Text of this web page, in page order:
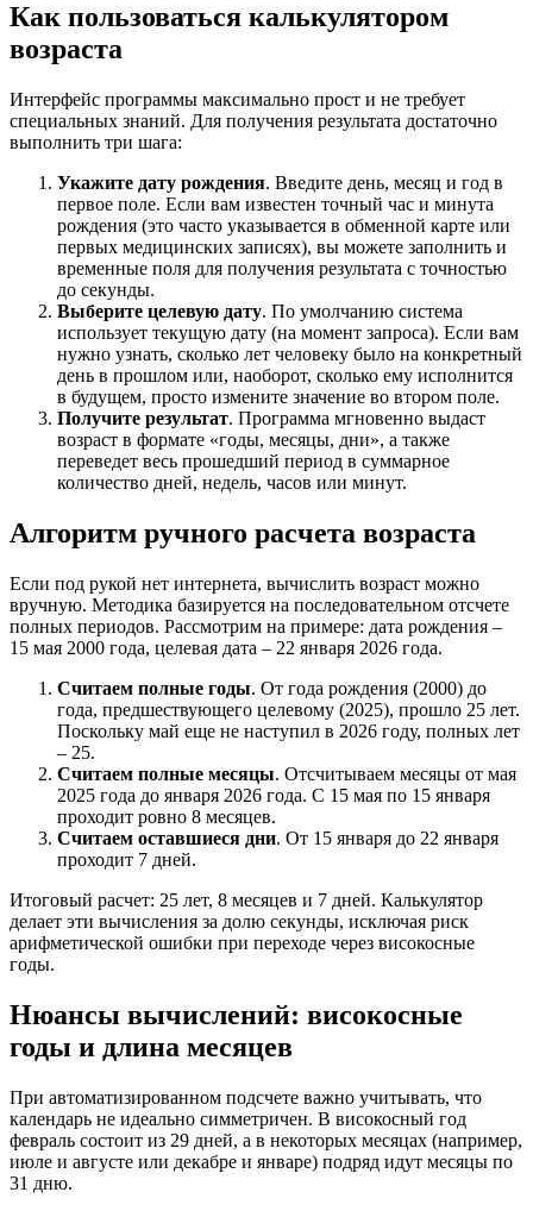
Как пользоваться калькулятором
возраста
Интерфейс программы максимально прост и не требует
специальных знаний. Для получения результата достаточно
выполнить три шага:
Укажите дату рождения. Введите день, месяц и год в
первое поле. Если вам известен точный час и минута
рождения (это часто указывается в обменной карте или
первых медицинских записях), вы можете заполнить и
временные поля для получения результата с точностью
до секунды.
Выберите целевую дату. По умолчанию система
использует текущую дату (на момент запроса). Если вам
нужно узнать, сколько лет человеку было на конкретный
день в прошлом или, наоборот, сколько ему исполнится
в будущем, просто измените значение во втором поле.
Получите результат. Программа мгновенно выдаст
возраст в формате «годы, месяцы, дни», а также
переведет весь прошедший период в суммарное
количество дней, недель, часов или минут.
Алгоритм ручного расчета возраста
Если под рукой нет интернета, вычислить возраст можно
вручную. Методика базируется на последовательном отсчете
полных периодов. Рассмотрим на примере: дата рождения –
15 мая 2000 года, целевая дата – 22 января 2026 года.
Считаем полные годы. От года рождения (2000) до
года, предшествующего целевому (2025), прошло 25 лет.
Поскольку май еще не наступил в 2026 году, полных лет
– 25.
Считаем полные месяцы. Отсчитываем месяцы от мая
2025 года до января 2026 года. С 15 мая по 15 января
проходит ровно 8 месяцев.
Считаем оставшиеся дни. От 15 января до 22 января
проходит 7 дней.
Итоговый расчет: 25 лет, 8 месяцев и 7 дней. Калькулятор
делает эти вычисления за долю секунды, исключая риск
арифметической ошибки при переходе через високосные
годы.
Нюансы вычислений: високосные
годы и длина месяцев
При автоматизированном подсчете важно учитывать, что
календарь не идеально симметричен. В високосный год
февраль состоит из 29 дней, а в некоторых месяцах (например,
июле и августе или декабре и январе) подряд идут месяцы по
31 дню.